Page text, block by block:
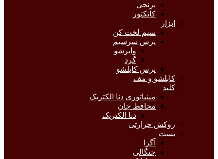
برنجی
کانکتور
ابزار
سیم لخت کن
پرس سرسیم
وایرشو
گرد
پرس کابلشو
کابلشو و مف
کلید
مینیاتوری دنا الکتریک
محافظ جان
دنا الکتریک
روکش حرارتی
بست
آگرا
چنگالی